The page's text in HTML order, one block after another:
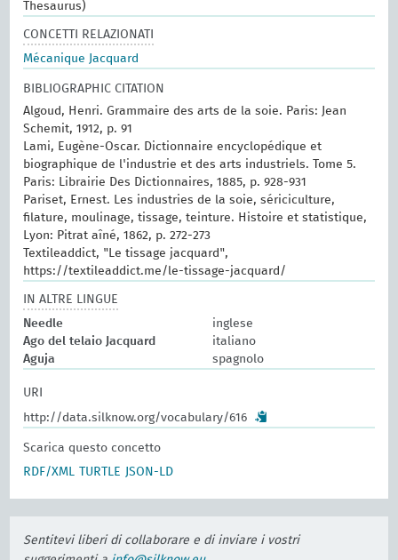
Thesaurus)
CONCETTI RELAZIONATI
Mécanique Jacquard
BIBLIOGRAPHIC CITATION
Algoud, Henri. Grammaire des arts de la soie. Paris: Jean
Schemit, 1912, p. 91
Lami, Eugène-Oscar. Dictionnaire encyclopédique et
biographique de l'industrie et des arts industriels. Tome 5.
Paris: Librairie Des Dictionnaires, 1885, p. 928-931
Pariset, Ernest. Les industries de la soie, sériciculture,
filature, moulinage, tissage, teinture. Histoire et statistique,
Lyon: Pitrat aîné, 1862, p. 272-273
Textileaddict, "Le tissage jacquard",
https://textileaddict.me/le-tissage-jacquard/
IN ALTRE LINGUE
Needle
inglese
Ago del telaio Jacquard
italiano
Aguja
spagnolo
URI
http://data.silknow.org/vocabulary/616
Scarica questo concetto
RDF/XML
TURTLE JSON-LD
Sentitevi liberi di collaborare e di inviare i vostri